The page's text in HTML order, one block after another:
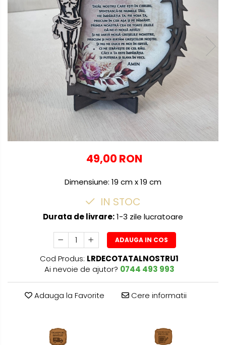
Globuri personalizate
Decoratiuni Craciun
Pachete cadou Craciun
Decoratiuni Paste
Valentines Day
Cadouri indragostiti
1-8 Martie
Scoala/Absolvire
49,00 RON
Dimensiune: 19 cm x 19 cm
IN STOC
Durata de livrare:1-3 zile lucratoare
ADAUGA IN COS
Cod Produs: LRDECOTATALNOSTRU1
Ai nevoie de ajutor? 0744 493 993
Adauga la Favorite Cere informatii